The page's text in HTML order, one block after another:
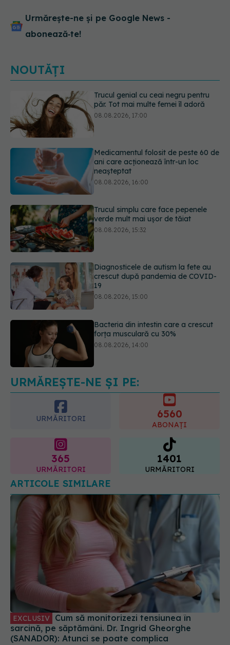
Urmărește-ne și pe Google News -
abonează‑te!
NOUTĂȚI
Medicamentul folosit de peste 60 de
ani care acționează într-un loc
Trucul simplu care face pepenele
verde mult mai ușor de tăiat
08.08.2026, 15:32
Diagnosticele de autism la fete au
crescut după pandemia de COVID-
Bacteria din intestin care a crescut
forța musculară cu 30%
08.08.2026, 14:00
Trucul genial cu ceai negru pentru
păr. Tot mai multe femei îl adoră
URMĂREȘTE-NE ȘI PE:
URMĂRITORI 6560
ABONAȚI
365
URMĂRITORI
1401
URMĂRITORI
ARTICOLE SIMILARE
EXCLUSIV
sarcină, pe săptămâni. Dr. Ingrid Gheorghe
(SANADOR): Atunci se poate complica